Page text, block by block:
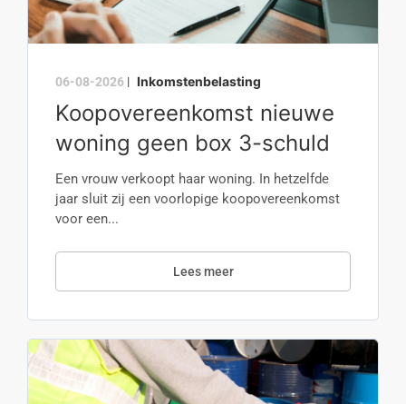
06-08-2026 | Inkomstenbelasting
Koopovereenkomst nieuwe
woning geen box 3-schuld
Een vrouw verkoopt haar woning. In hetzelfde
jaar sluit zij een voorlopige koopovereenkomst
voor een...
Lees meer